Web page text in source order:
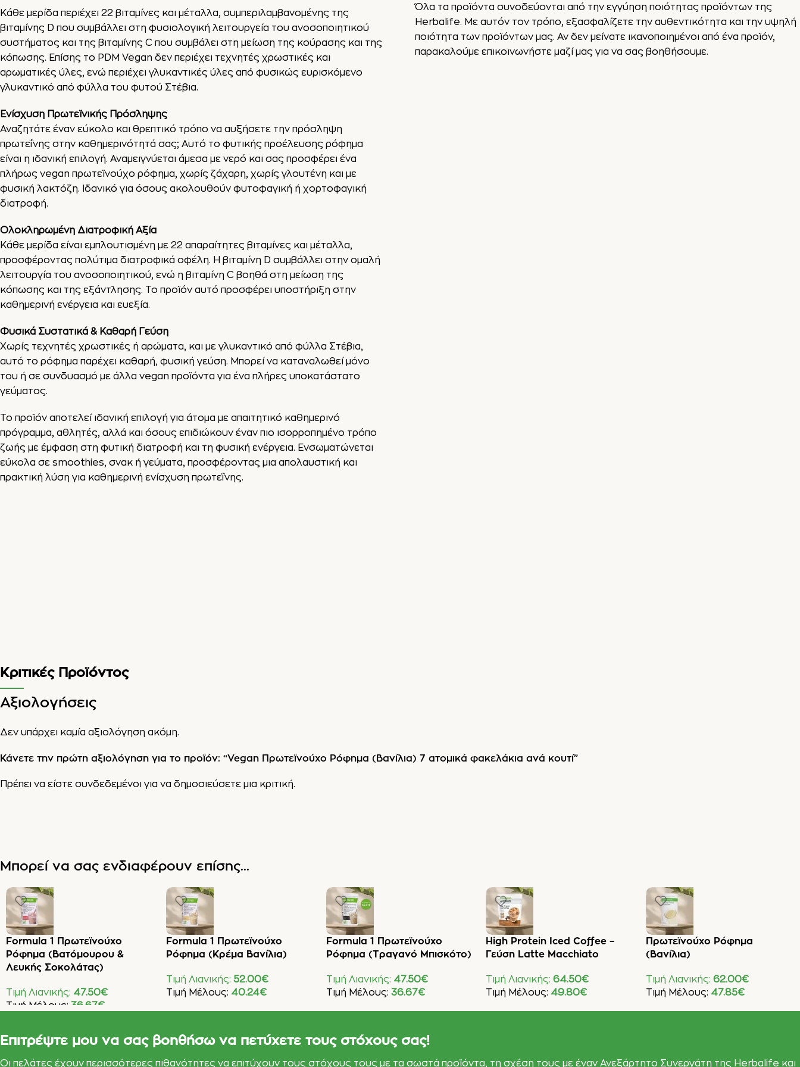
Κάθε μερίδα περιέχει 22 βιταμίνες και μέταλλα, συμπεριλαμβανομένης της
βιταμίνης D που συμβάλλει στη φυσιολογική λειτουργεία του ανοσοποιητικού
συστήματος και της βιταμίνης C που συμβάλει στη μείωση της κούρασης και της
κόπωσης. Επίσης το PDM Vegan δεν περιέχει τεχνητές χρωστικές και
αρωματικές ύλες, ενώ περιέχει γλυκαντικές ύλες από φυσικώς ευρισκόμενο
γλυκαντικό από φύλλα του φυτού Στέβια.
Ενίσχυση Πρωτεϊνικής Πρόσληψης
Αναζητάτε έναν εύκολο και θρεπτικό τρόπο να αυξήσετε την πρόσληψη
πρωτεΐνης στην καθημερινότητά σας; Αυτό το φυτικής προέλευσης ρόφημα
είναι η ιδανική επιλογή. Αναμειγνύεται άμεσα με νερό και σας προσφέρει ένα
πλήρως vegan πρωτεϊνούχο ρόφημα, χωρίς ζάχαρη, χωρίς γλουτένη και με
φυσική λακτόζη. Ιδανικό για όσους ακολουθούν φυτοφαγική ή χορτοφαγική
διατροφή.
Ολοκληρωμένη Διατροφική Αξία
Κάθε μερίδα είναι εμπλουτισμένη με 22 απαραίτητες βιταμίνες και μέταλλα,
προσφέροντας πολύτιμα διατροφικά οφέλη. Η βιταμίνη D συμβάλλει στην ομαλή
λειτουργία του ανοσοποιητικού, ενώ η βιταμίνη C βοηθά στη μείωση της
κόπωσης και της εξάντλησης. Το προϊόν αυτό προσφέρει υποστήριξη στην
καθημερινή ενέργεια και ευεξία.
Φυσικά Συστατικά & Καθαρή Γεύση
Χωρίς τεχνητές χρωστικές ή αρώματα, και με γλυκαντικό από φύλλα Στέβια,
αυτό το ρόφημα παρέχει καθαρή, φυσική γεύση. Μπορεί να καταναλωθεί μόνο
του ή σε συνδυασμό με άλλα vegan προϊόντα για ένα πλήρες υποκατάστατο
γεύματος.
Το προϊόν αποτελεί ιδανική επιλογή για άτομα με απαιτητικό καθημερινό
πρόγραμμα, αθλητές, αλλά και όσους επιδιώκουν έναν πιο ισορροπημένο τρόπο
ζωής με έμφαση στη φυτική διατροφή και τη φυσική ενέργεια. Ενσωματώνεται
εύκολα σε smoothies, σνακ ή γεύματα, προσφέροντας μια απολαυστική και
πρακτική λύση για καθημερινή ενίσχυση πρωτεΐνης.
Όλα τα προϊόντα συνοδεύονται από την εγγύηση ποιότητας προϊόντων της
Herbalife. Με αυτόν τον τρόπο, εξασφαλίζετε την αυθεντικότητα και την υψηλή
ποιότητα των προϊόντων μας. Αν δεν μείνατε ικανοποιημένοι από ένα προϊόν,
παρακαλούμε επικοινωνήστε μαζί μας για να σας βοηθήσουμε.
Κριτικές Προϊόντος
Αξιολογήσεις
Δεν υπάρχει καμία αξιολόγηση ακόμη.
Κάνετε την πρώτη αξιολόγηση για το προϊόν: “Vegan Πρωτεϊνούχο Ρόφημα (Βανίλια) 7 ατομικά φακελάκια ανά κουτί”
Πρέπει να είστε συνδεδεμένοι για να δημοσιεύσετε μια κριτική.
Μπορεί να σας ενδιαφέρουν επίσης...
Formula 1 Πρωτεϊνούχο
Ρόφημα (Βατόμουρου &
Λευκής Σοκολάτας)
Τιμή Λιανικής: 47.50€
Τιμή Μέλους: 36.67€
Formula 1 Πρωτεϊνούχο
Ρόφημα (Κρέμα Βανίλια)
Τιμή Λιανικής: 52.00€
Τιμή Μέλους: 40.24€
Προσθήκη Στο Καλάθι
Formula 1 Πρωτεϊνούχο
Ρόφημα (Τραγανό Μπισκότο)
Τιμή Λιανικής: 47.50€
Τιμή Μέλους: 36.67€
Προσθήκη Στο Καλάθι
High Protein Iced Coffee –
Γεύση Latte Macchiato
Τιμή Λιανικής:64.50€
Τιμή Μέλους: 49.80€
Προσθήκη Στο Καλάθι
Πρωτεϊνούχο Ρόφημα
(Βανίλια)
Τιμή Λιανικής:62.00€
Τιμή Μέλους: 47.85€
Προσθήκη Στο Καλάθι
Επιτρέψτε μου να σας βοηθήσω να πετύχετε τους στόχους σας!
Οι πελάτες έχουν περισσότερες πιθανότητες να επιτύχουν τους στόχους τους με τα σωστά προϊόντα, τη σχέση τους με έναν Ανεξάρτητο Συνεργάτη της Herbalife και